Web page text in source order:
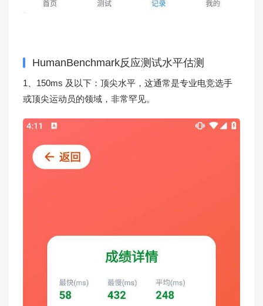
HumanBenchmark反应测试水平估测
1、150ms 及以下：顶尖水平，这通常是专业电竞选手
或顶尖运动员的领域，非常罕见。